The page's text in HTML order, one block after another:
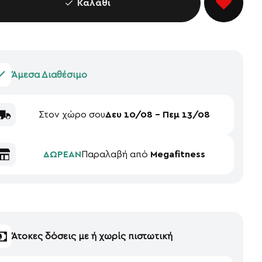
Καλάθι
Άμεσα Διαθέσιμο
Στον χώρο σουΔευ 10/08 - Πεμ 13/08
ΔΩΡΕΑΝ Παραλαβή από Megafitness
Άτοκες δόσεις με ή χωρίς πιστωτική